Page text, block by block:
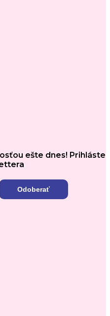
ešte dnes! Prihláste